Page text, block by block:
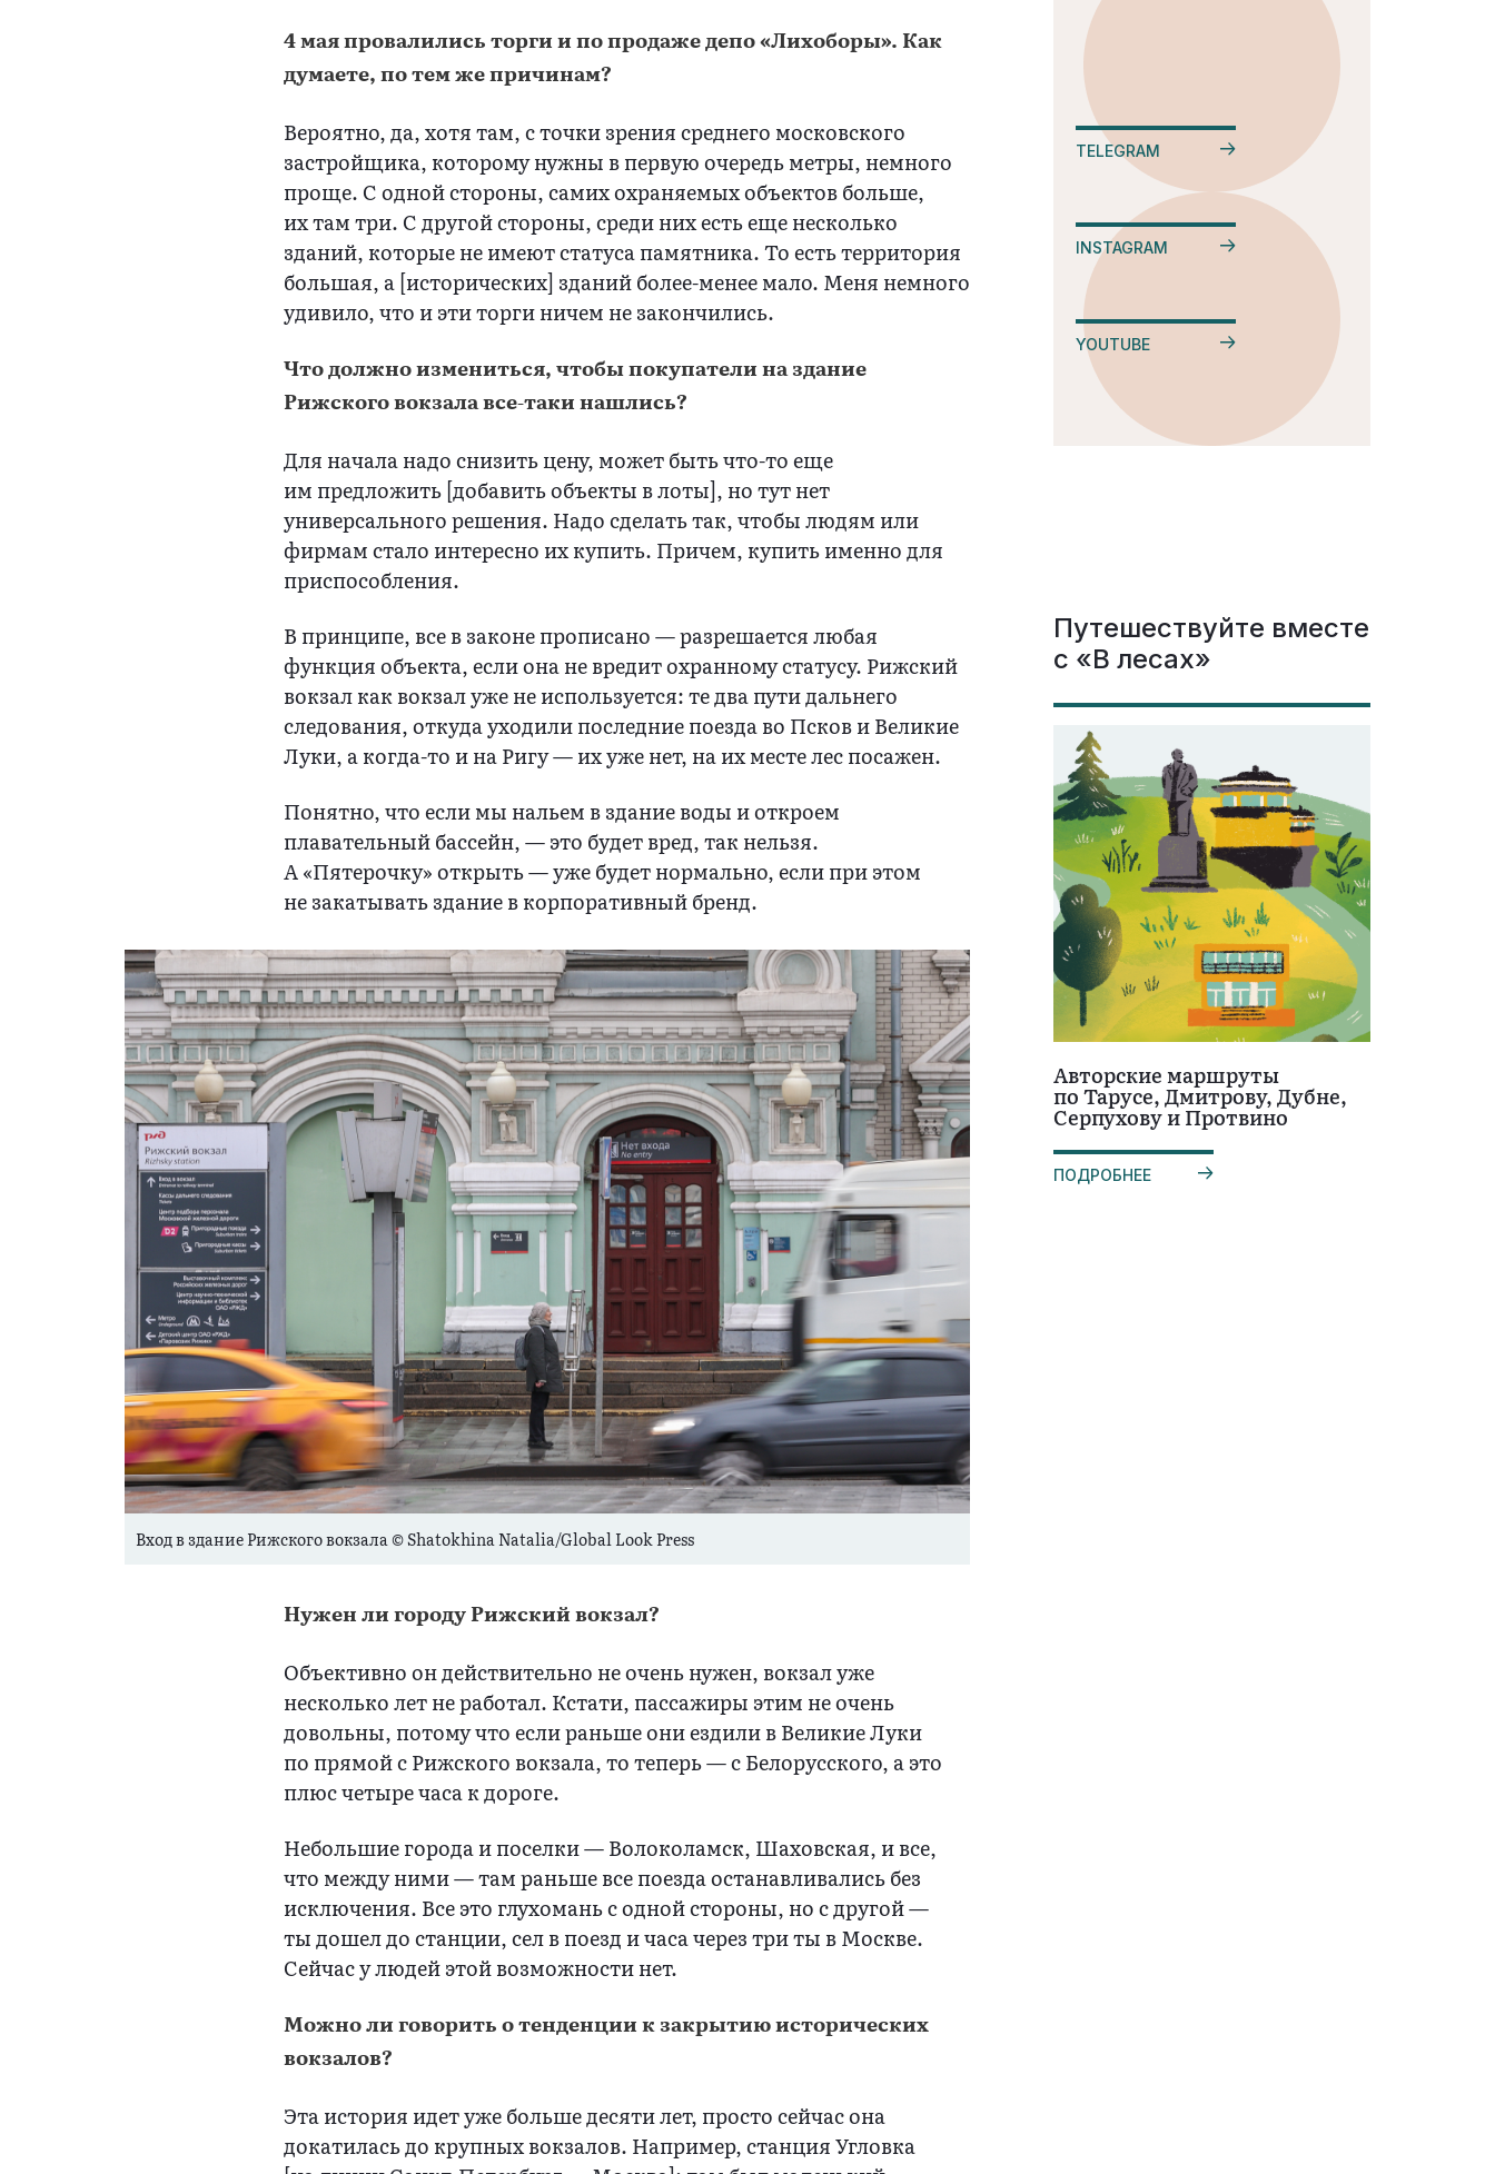
4 мая провалились торги и по продаже депо «Лихоборы». Как
думаете, по тем же причинам?
Вероятно, да, хотя там, с точки зрения среднего московского
застройщика, которому нужны в первую очередь метры, немного
проще. С одной стороны, самих охраняемых объектов больше,
их там три. С другой стороны, среди них есть еще несколько
зданий, которые не имеют статуса памятника. То есть территория
большая, а [исторических] зданий более-менее мало. Меня немного
удивило, что и эти торги ничем не закончились.
Что должно измениться, чтобы покупатели на здание
Рижского вокзала все-таки нашлись?
Для начала надо снизить цену, может быть что-то еще
им предложить [добавить объекты в лоты], но тут нет
универсального решения. Надо сделать так, чтобы людям или
фирмам стало интересно их купить. Причем, купить именно для
приспособления.
В принципе, все в законе прописано — разрешается любая
функция объекта, если она не вредит охранному статусу. Рижский
вокзал как вокзал уже не используется: те два пути дальнего
следования, откуда уходили последние поезда во Псков и Великие
Луки, а когда-то и на Ригу — их уже нет, на их месте лес посажен.
Понятно, что если мы нальем в здание воды и откроем
плавательный бассейн, — это будет вред, так нельзя.
А «Пятерочку» открыть — уже будет нормально, если при этом
не закатывать здание в корпоративный бренд.
Вход в здание Рижского вокзала © Shatokhina Natalia/Global Look Press
Нужен ли городу Рижский вокзал?
Объективно он действительно не очень нужен, вокзал уже
несколько лет не работал. Кстати, пассажиры этим не очень
довольны, потому что если раньше они ездили в Великие Луки
по прямой с Рижского вокзала, то теперь — с Белорусского, а это
плюс четыре часа к дороге.
Небольшие города и поселки — Волоколамск, Шаховская, и все,
что между ними — там раньше все поезда останавливались без
исключения. Все это глухомань с одной стороны, но с другой —
ты дошел до станции, сел в поезд и часа через три ты в Москве.
Сейчас у людей этой возможности нет.
Можно ли говорить о тенденции к закрытию исторических
вокзалов?
Эта история идет уже больше десяти лет, просто сейчас она
докатилась до крупных вокзалов. Например, станция Угловка
TELEGRAM
INSTAGRAM
YOUTUBE
Путешествуйте вместе
с «В лесах»
Авторские маршруты
по Тарусе, Дмитрову, Дубне,
Серпухову и Протвино
ПОДРОБНЕЕ